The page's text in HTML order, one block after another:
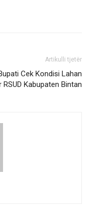
Artikulli tjetër
Cek Kondisi Lahan
RSUD Kabupaten Bintan